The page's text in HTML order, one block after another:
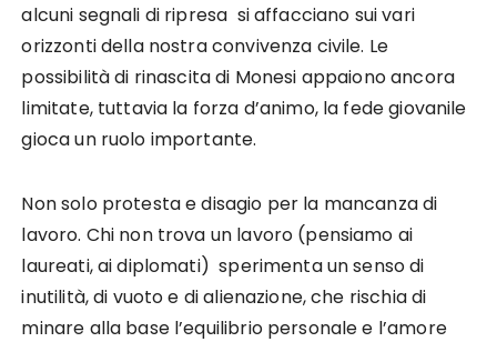
alcuni segnali di ripresa si affacciano sui vari
orizzonti della nostra convivenza civile. Le
possibilità di rinascita di Monesi appaiono ancora
limitate, tuttavia la forza d’animo, la fede giovanile
gioca un ruolo importante.
Non solo protesta e disagio per la mancanza di
lavoro. Chi non trova un lavoro (pensiamo ai
laureati, ai diplomati) sperimenta un senso di
inutilità, di vuoto e di alienazione, che rischia di
minare alla base l’equilibrio personale e l’amore